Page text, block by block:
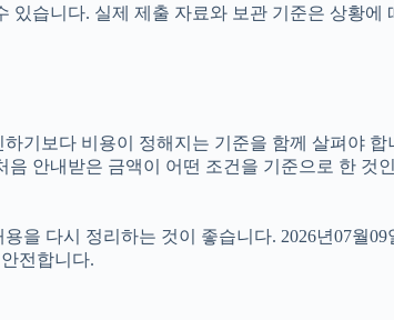
있습니다. 실제 제출 자료와 보관 기준은 상황
기보다 비용이 정해지는 기준을 함께 살펴야
안내받은 금액이 어떤 조건을 기준으로 한 것
을 다시 정리하는 것이 좋습니다. 2026년07월
전합니다.